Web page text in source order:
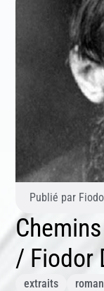
Publié par
/ Fiodor
extraits roman